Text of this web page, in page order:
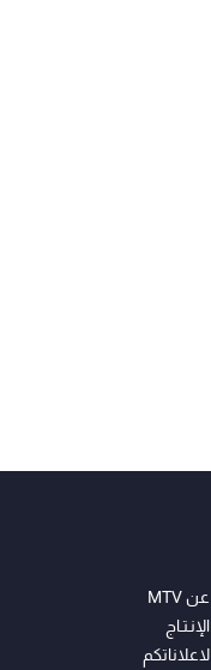
عن MTV
الإنـتـاج
لاعلاناتكم